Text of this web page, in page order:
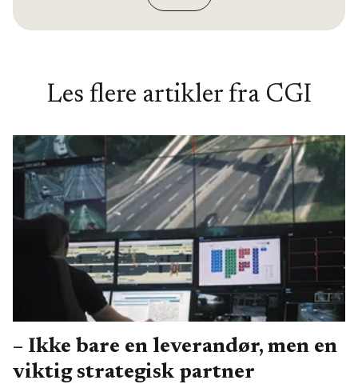
Les flere artikler fra CGI
– Ikke bare en leverandør, men en
viktig strategisk partner